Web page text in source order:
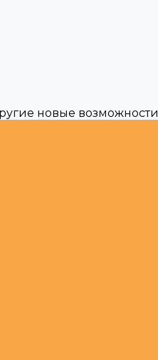
новые возможности